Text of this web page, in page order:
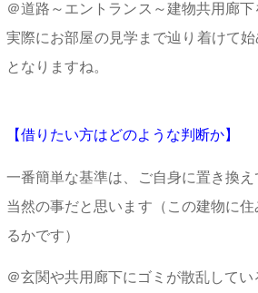
＠道路～エントランス～建物共用廊
実際にお部屋の見学まで辿り着けて
となりますね。
【借りたい方はどのような判断か】
一番簡単な基準は、ご自身に置き換
当然の事だと思います（この建物に
るかです）
＠玄関や共用廊下にゴミが散乱してい